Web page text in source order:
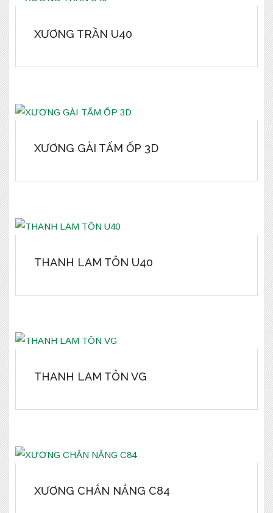
XƯƠNG TRẦN U40
XƯƠNG GÀI TẤM ỐP 3D
THANH LAM TÔN U40
THANH LAM TÔN VG
XƯƠNG CHẮN NẮNG C84